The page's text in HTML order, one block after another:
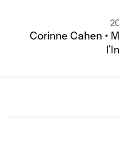
Corinne Cahen •